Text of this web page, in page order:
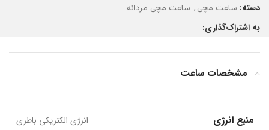
دسته: ساعت مچی, ساعت مچی مردانه
به اشتراک‌گذاری:
مشخصات ساعت
منبع انرژی انرژی الکتریکی باطری